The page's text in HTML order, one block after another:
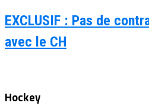
EXCLUSIF : Pas de
avec le CH
Hockey